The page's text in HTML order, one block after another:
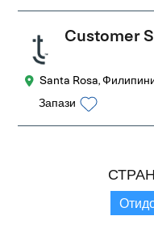
Customer
Santa Rosa,
Запази